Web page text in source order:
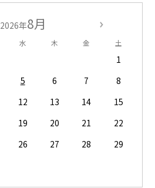
2026年8月
水 木 金 土
1
5 6 7
8
12 13 14
15
19 20 21
22
26 27 28
29